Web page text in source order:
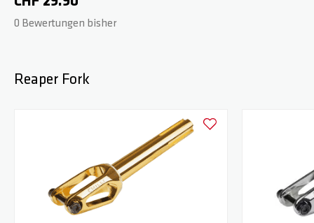
0 Bewertungen bisher
Reaper Fork
Zur Wunschliste hinzufügen